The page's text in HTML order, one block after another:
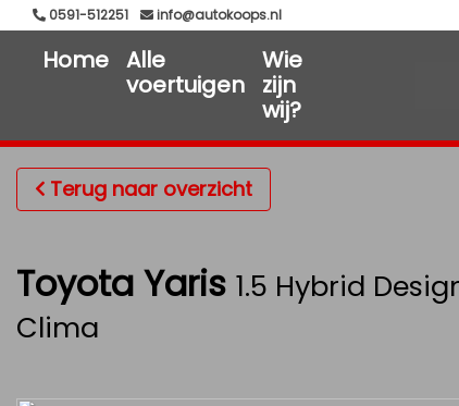
0591-512251 info@autokoops.nl
Home Alle
voertuigen
Wie
zijn
wij?
Terug naar overzicht
Toyota Yaris 1.5 Hybrid
Clima